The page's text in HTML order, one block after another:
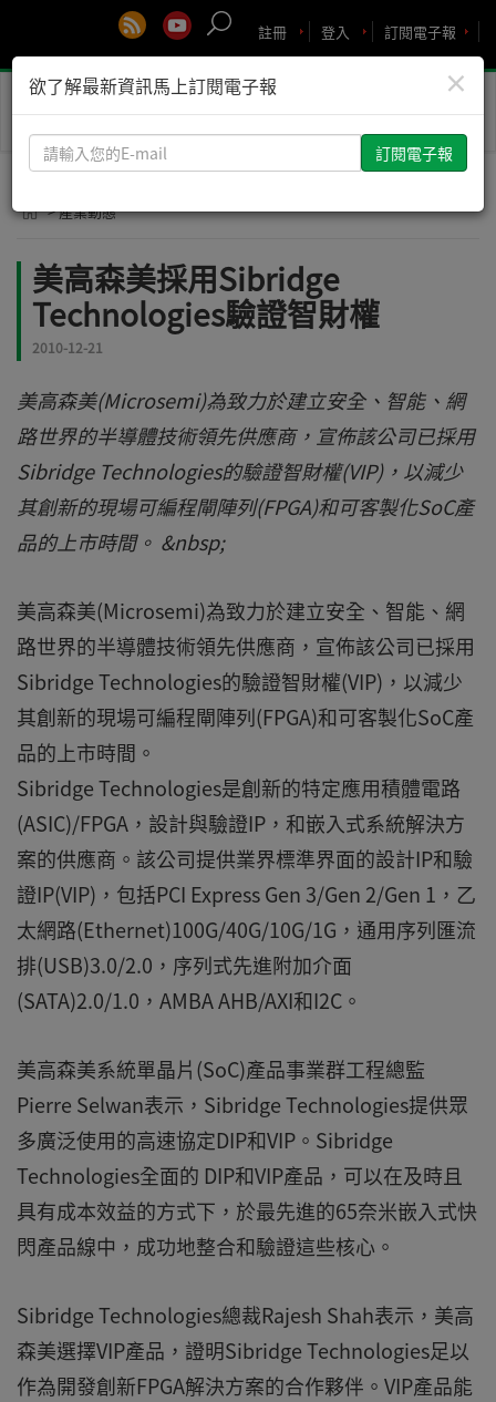
訂閱電子報
登入
註冊
Toggle
> 產業動態
美高森美採用Sibridge
Technologies驗證智財權
2010-12-21
美高森美(Microsemi)為致力於建立安全、智能、網
路世界的半導體技術領先供應商，宣佈該公司已採用
Sibridge Technologies的驗證智財權(VIP)，以減少
其創新的現場可編程閘陣列(FPGA)和可客製化SoC產
品的上市時間。 &nbsp;
美高森美(Microsemi)為致力於建立安全、智能、網
路世界的半導體技術領先供應商，宣佈該公司已採用
Sibridge Technologies的驗證智財權(VIP)，以減少
其創新的現場可編程閘陣列(FPGA)和可客製化SoC產
品的上市時間。
Sibridge Technologies是創新的特定應用積體電路
(ASIC)/FPGA，設計與驗證IP，和嵌入式系統解決方
案的供應商。該公司提供業界標準界面的設計IP和驗
證IP(VIP)，包括PCI Express Gen 3/Gen 2/Gen 1，乙
太網路(Ethernet)100G/40G/10G/1G，通用序列匯流
排(USB)3.0/2.0，序列式先進附加介面
(SATA)2.0/1.0，AMBA AHB/AXI和I2C。
美高森美系統單晶片(SoC)產品事業群工程總監
Pierre Selwan表示，Sibridge Technologies提供眾
多廣泛使用的高速協定DIP和VIP。Sibridge
Technologies全面的 DIP和VIP產品，可以在及時且
具有成本效益的方式下，於最先進的65奈米嵌入式快
閃產品線中，成功地整合和驗證這些核心。
Sibridge Technologies總裁Rajesh Shah表示，美高
森美選擇VIP產品，證明Sibridge Technologies足以
作為開發創新FPGA解決方案的合作夥伴。VIP產品能
×
欲了解最新資訊馬上訂閱電子報
請
輸
您
E-
mail